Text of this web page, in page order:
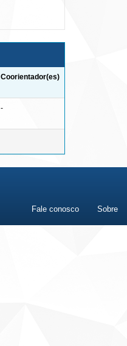
Coorientador(es)
-
Fale conosco Sobre